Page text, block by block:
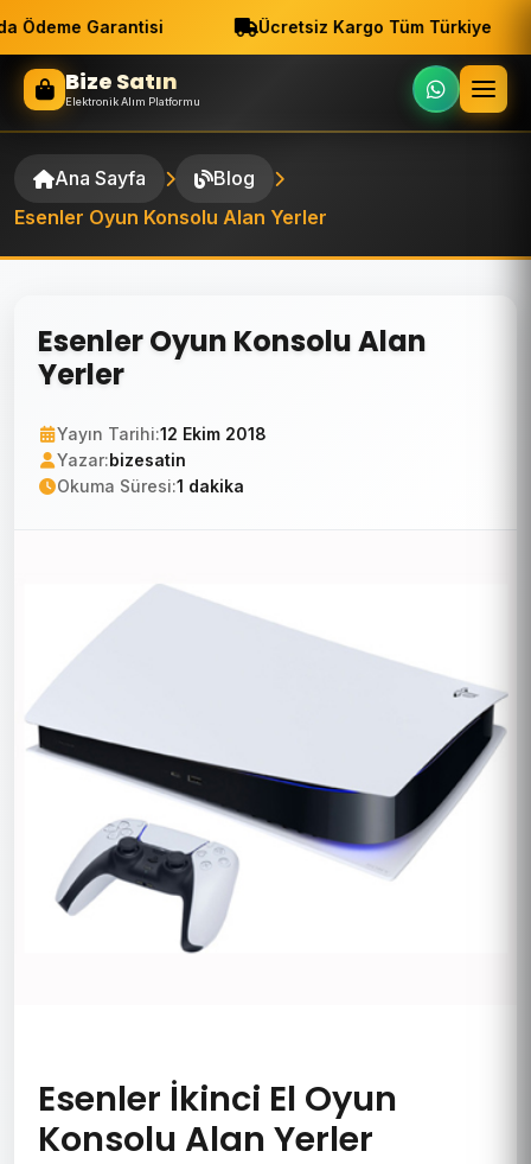
Ödeme Garantisi Ücretsiz Kargo Tüm Türkiye
Bize Satın
Elektronik Alım Platformu
Ana Sayfa
Blog
Esenler Oyun Konsolu Alan Yerler
Esenler Oyun Konsolu Alan
Yerler
Yayın Tarihi:12 Ekim 2018
Yazar:bizesatin
Okuma Süresi:1 dakika
Esenler İkinci El Oyun
Konsolu Alan Yerler